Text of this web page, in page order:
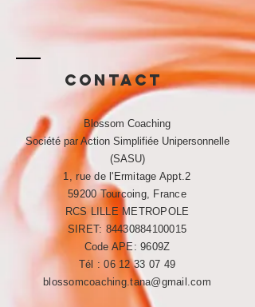
Contact
Blossom Coaching
Société par Action Simplifiée Unipersonnelle
(SASU)
1, rue de l'Ermitage Appt.2
59200 Tourcoing, France
RCS LILLE METROPOLE​​
SIRET: 84430884100015
Code APE: 9609Z
Tél :06 12 33 07 49
blossomcoaching.tana@gmail.com